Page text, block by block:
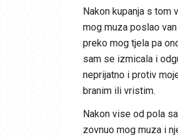
Nakon kupanja s tom
mog muza poslao
preko mog tjela pa
sam se izmicala i
neprijatno i protiv
branim ili vristim.
Nakon vise od pola
zovnuo mog muza i